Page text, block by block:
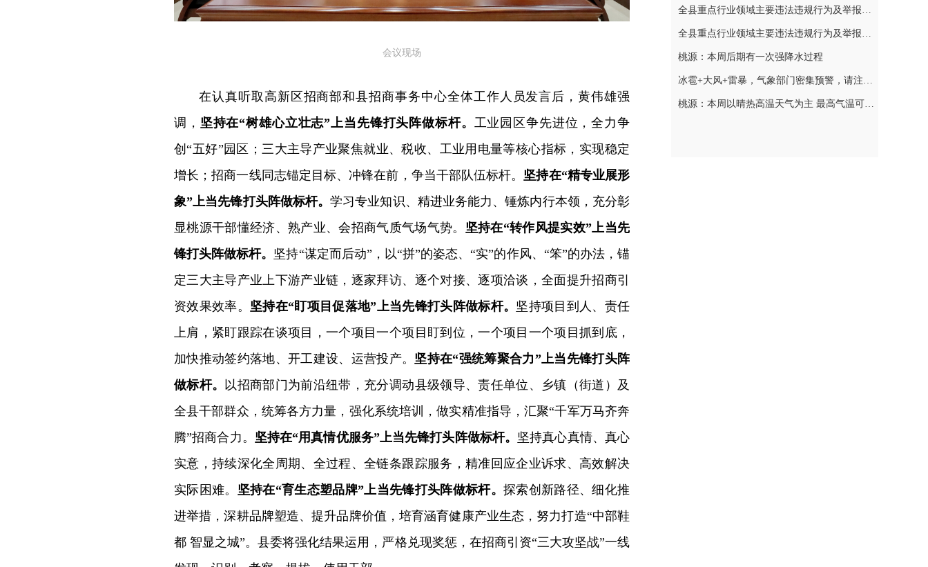
会议现场
在认真听取高新区招商部和县招商事务中心全体工作人员发言后，黄伟雄强
调， 坚持在“树雄心立壮志”上当先锋打头阵做标杆。 工业园区争先进位，全力争
创“五好”园区；三大主导产业聚焦就业、税收、工业用电量等核心指标，实现稳定
增长；招商一线同志锚定目标、冲锋在前，争当干部队伍标杆。 坚持在“精专业展形
象”上当先锋打头阵做标杆。学习专业知识、精进业务能力、锤炼内行本领，充分彰
显桃源干部懂经济、熟产业、会招商气质气场气势。 坚持在“转作风提实效”上当先
锋打头阵做标杆。 坚持“谋定而后动”，以“拼”的姿态、“实”的作风、“笨”的办法，锚
定三大主导产业上下游产业链，逐家拜访、逐个对接、逐项洽谈，全面提升招商引
资效果效率。 坚持在“盯项目促落地”上当先锋打头阵做标杆。 坚持项目到人、责任
上肩，紧盯跟踪在谈项目，一个项目一个项目盯到位，一个项目一个项目抓到底，
加快推动签约落地、开工建设、运营投产。 坚持在“强统筹聚合力”上当先锋打头阵
做标杆。
以招商部门为前沿纽带，充分调动县级领导、责任单位、乡镇（街道）及
全县干部群众，统筹各方力量，强化系统培训，做实精准指导，汇聚“千军万马齐奔
腾”招商合力。 坚持在“用真情优服务”上当先锋打头阵做标杆。 坚持真心真情、真心
实意，持续深化全周期、全过程、全链条跟踪服务，精准回应企业诉求、高效解决
实际困难。 坚持在“育生态塑品牌”上当先锋打头阵做标杆。探索创新路径、细化推
进举措，深耕品牌塑造、提升品牌价值，培育涵育健康产业生态，努力打造“中部鞋
都 智显之城”。县委将强化结果运用，严格兑现奖惩，在招商引资“三大攻坚战”一线
全县重点行业领域主要违法违规行为及举报方式通告（五）
全县重点行业领域主要违法违规行为及举报方式通告（二）
桃源：本周后期有一次强降水过程
冰雹+大风+雷暴，气象部门密集预警，请注意防范
桃源：本周以晴热高温天气为主 最高气温可达39℃